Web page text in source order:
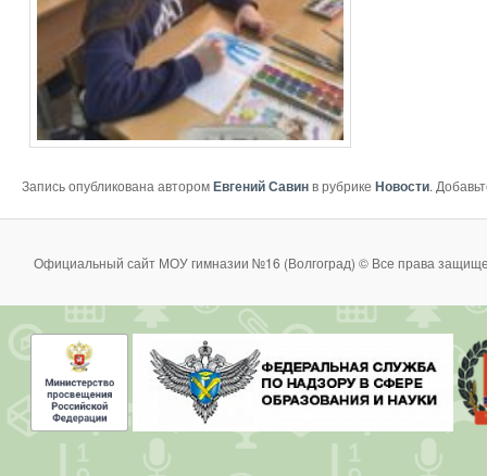
Запись опубликована авторомЕвгений Савинв рубрике Новости.
Официальный сайт МОУ гимназии №16 (Волгоград) © Все права